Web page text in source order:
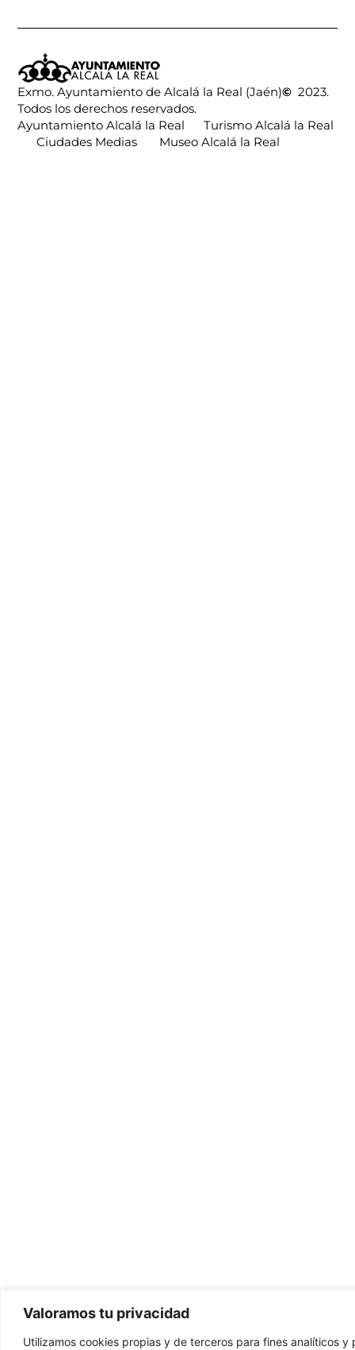
Valoramos tu privacidad
Utilizamos cookies propias y de terceros para fines analíticos y
Exmo. Ayuntamiento de Alcalá la Real (Jaén)©2023.
Todos los derechos reservados.
Ayuntamiento Alcalá la Real
Turismo Alcalá la Real
Ciudades Medias Museo Alcalá la Real